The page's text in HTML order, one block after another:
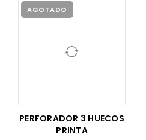
AGOTADO
PERFORADOR 3 HUECOS
PRINTA